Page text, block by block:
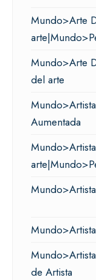
Mundo>Arte
Mundo>Arte
del arte
Aumentada
de Artista